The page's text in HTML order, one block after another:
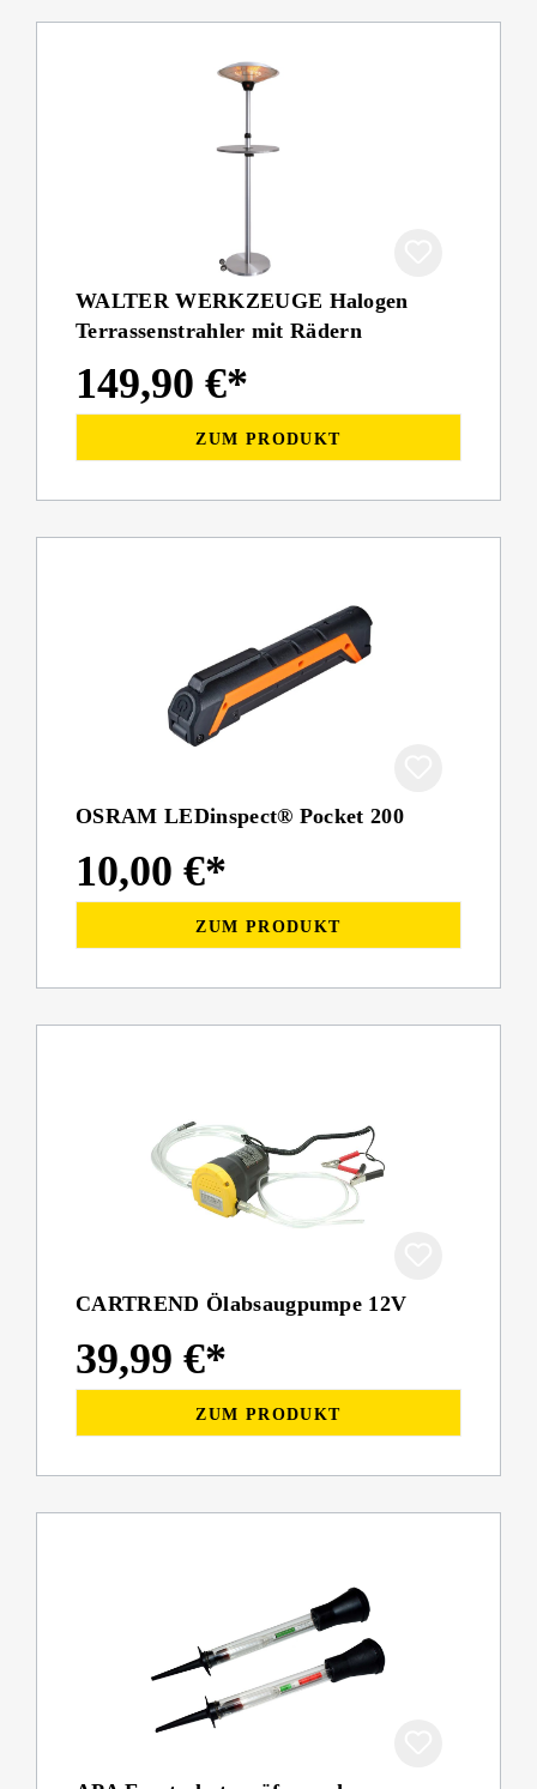
WALTER WERKZEUGE Halogen
Terrassenstrahler mit Rädern
149,90 €*
ZUM PRODUKT
OSRAM LEDinspect® Pocket 200
10,00 €*
ZUM PRODUKT
CARTREND Ölabsaugpumpe 12V
39,99 €*
ZUM PRODUKT